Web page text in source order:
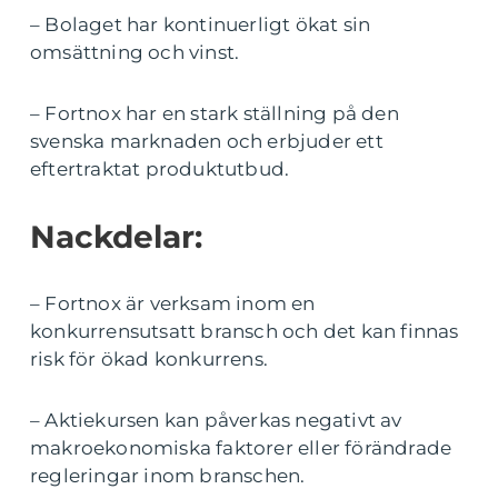
– Bolaget har kontinuerligt ökat sin
omsättning och vinst.
– Fortnox har en stark ställning på den
svenska marknaden och erbjuder ett
eftertraktat produktutbud.
Nackdelar:
– Fortnox är verksam inom en
konkurrensutsatt bransch och det kan finnas
risk för ökad konkurrens.
– Aktiekursen kan påverkas negativt av
makroekonomiska faktorer eller förändrade
regleringar inom branschen.